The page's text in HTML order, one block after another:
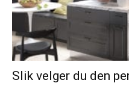
Slik velger du den